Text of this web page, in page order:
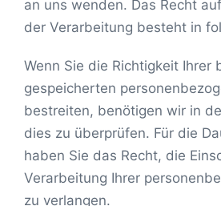
an uns wenden. Das Recht
der Verarbeitung besteht in
Wenn Sie die Richtigkeit Ihrer
gespeicherten
bestreiten, benötigen wir in
dies zu überprüfen. Für die
haben Sie das Recht, die
Verarbeitung Ihrer
zu verlangen.